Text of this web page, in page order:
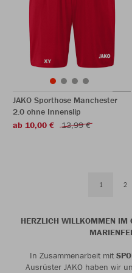
JAKO Sporthose Manchester
2.0 ohne Innenslip
ab 10,00 €
13,99 €
1 2
HERZLICH WILLKOMMEN IM
In Zusammenarbeit mit
Ausrüster JAKO haben wir